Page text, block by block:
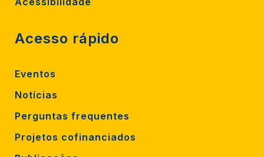
Acesso rápido
Eventos
Notícias
Perguntas frequentes
Projetos cofinanciados